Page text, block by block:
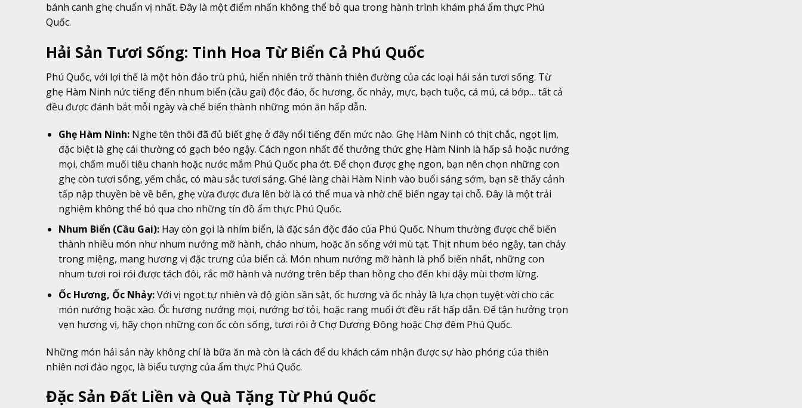
bánh canh ghẹ chuẩn vị nhất. Đây là một điểm nhấn không thể bỏ qua trong hành trình khám phá ẩm thực Phú
Quốc.
Hải Sản Tươi Sống: Tinh Hoa Từ Biển Cả Phú Quốc
Phú Quốc, với lợi thế là một hòn đảo trù phú, hiển nhiên trở thành thiên đường của các loại hải sản tươi sống. Từ
ghẹ Hàm Ninh nức tiếng đến nhum biển (cầu gai) độc đáo, ốc hương, ốc nhảy, mực, bạch tuộc, cá mú, cá bớp… tất cả
đều được đánh bắt mỗi ngày và chế biến thành những món ăn hấp dẫn.
Ghẹ Hàm Ninh:Nghe tên thôi đã đủ biết ghẹ ở đây nổi tiếng đến mức nào. Ghẹ Hàm Ninh có thịt chắc, ngọt lịm,
đặc biệt là ghẹ cái thường có gạch béo ngậy. Cách ngon nhất để thưởng thức ghẹ Hàm Ninh là hấp sả hoặc nướng
mọi, chấm muối tiêu chanh hoặc nước mắm Phú Quốc pha ớt. Để chọn được ghẹ ngon, bạn nên chọn những con
ghẹ còn tươi sống, yếm chắc, có màu sắc tươi sáng. Ghé làng chài Hàm Ninh vào buổi sáng sớm, bạn sẽ thấy cảnh
tấp nập thuyền bè về bến, ghẹ vừa được đưa lên bờ là có thể mua và nhờ chế biến ngay tại chỗ. Đây là một trải
nghiệm không thể bỏ qua cho những tín đồ ẩm thực Phú Quốc.
Nhum Biển (Cầu Gai):Hay còn gọi là nhím biển, là đặc sản độc đáo của Phú Quốc. Nhum thường được chế biến
thành nhiều món như nhum nướng mỡ hành, cháo nhum, hoặc ăn sống với mù tạt. Thịt nhum béo ngậy, tan chảy
trong miệng, mang hương vị đặc trưng của biển cả. Món nhum nướng mỡ hành là phổ biến nhất, những con
nhum tươi roi rói được tách đôi, rắc mỡ hành và nướng trên bếp than hồng cho đến khi dậy mùi thơm lừng.
Ốc Hương, Ốc Nhảy:Với vị ngọt tự nhiên và độ giòn sần sật, ốc hương và ốc nhảy là lựa chọn tuyệt vời cho các
món nướng hoặc xào. Ốc hương nướng mọi, nướng bơ tỏi, hoặc rang muối ớt đều rất hấp dẫn. Để tận hưởng trọn
vẹn hương vị, hãy chọn những con ốc còn sống, tươi rói ở Chợ Dương Đông hoặc Chợ đêm Phú Quốc.
Những món hải sản này không chỉ là bữa ăn mà còn là cách để du khách cảm nhận được sự hào phóng của thiên
nhiên nơi đảo ngọc, là biểu tượng của ẩm thực Phú Quốc.
Đặc Sản Đất Liền và Quà Tặng Từ Phú Quốc